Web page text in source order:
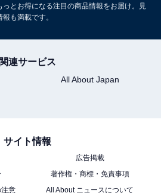
ダブルチューナー 外付けHDD 裏
モード AirPlay2 Bluetooth
ハイセンス【3年保証】43V型
とお得になる注目の商品情報をお届け。見
も満載です。
関連サービス
All About Japan
サイト情報
広告掲載
著作権・商標・免責事項
意
All About ニュースについて